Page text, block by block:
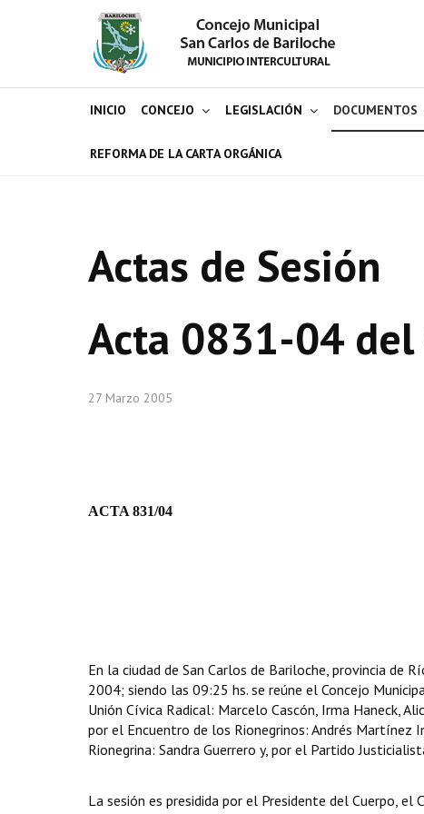
INICIO CONCEJO LEGISLACIÓN DOCUMENTOS
REFORMA DE LA CARTA ORGÁNICA
Actas de Sesión
Acta 0831-04
27 Marzo 2005
ACTA 831/04
En la ciudad de San Carlos de Bariloche, provincia de
2004; siendo las 09:25 hs. se reúne el Concejo
Unión Cívica Radical: Marcelo Cascón, Irma Haneck,
por el Encuentro de los Rionegrinos: Andrés Martínez
Rionegrina: Sandra Guerrero y, por el Partido
La sesión es presidida por el Presidente del Cuerpo, el